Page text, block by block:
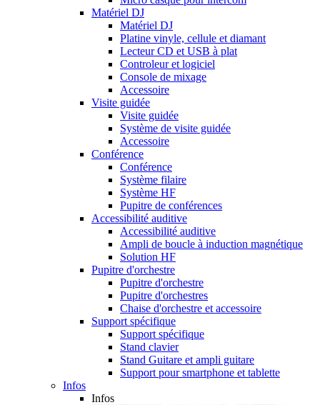
Matériel DJ
Matériel DJ
Platine vinyle, cellule et diamant
Lecteur CD et USB à plat
Controleur et logiciel
Console de mixage
Accessoire
Visite guidée
Visite guidée
Système de visite guidée
Accessoire
Conférence
Conférence
Système filaire
Système HF
Pupitre de conférences
Accessibilité auditive
Accessibilité auditive
Ampli de boucle à induction magnétique
Solution HF
Pupitre d'orchestre
Pupitre d'orchestre
Pupitre d'orchestres
Chaise d'orchestre et accessoire
Support spécifique
Support spécifique
Stand clavier
Stand Guitare et ampli guitare
Support pour smartphone et tablette
Infos
Infos